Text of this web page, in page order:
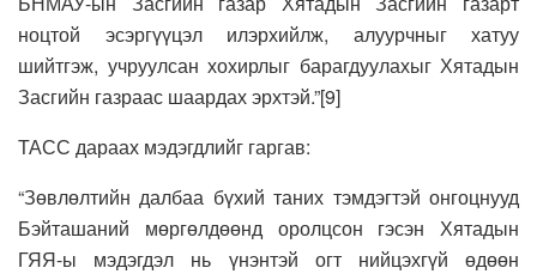
ноцтой эсэргүүцэл илэрхийлж, алуурчныг хатуу
шийтгэж, учруулсан хохирлыг барагдуулахыг Хятадын
Засгийн газраас шаардах эрхтэй.”[9]
ТАСС дараах мэдэгдлийг гаргав:
“Зөвлөлтийн далбаа бүхий таних тэмдэгтэй онгоцнууд
Бэйташаний мөргөлдөөнд оролцсон гэсэн Хятадын
ГЯЯ-ы мэдэгдэл нь үнэнтэй огт нийцэхгүй өдөөн